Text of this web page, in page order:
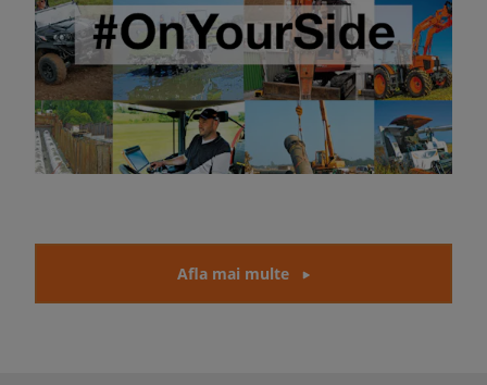
Afla mai multe